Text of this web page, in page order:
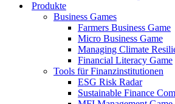
Produkte
Business Games
Farmers Business Game
Micro Business Game
Managing Climate
Financial Literacy Game
Tools für Finanzinstitutionen
ESG Risk Radar
Sustainable Finance